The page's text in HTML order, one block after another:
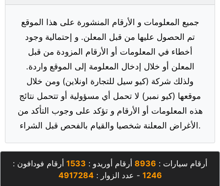
جميع المعلومات و الأرقام المنشورة على هذا الموقع
تم الحصول عليها من قبل المعلن. و إحتمالية وجود
أخطاء في المعلومات أو الأرقام المزودة من قبل
المعلن أو خلال إدخال المعلومة إلى الموقع واردة.
ولذلك شركة (كيو سيل للتجارة اونلاين) ومن خلال
موقعها (كيو نمبر) لا تحمل أي مسؤولية أو تتحمل نتائج
هذه المعلومات أو الأرقام و تؤكد على وجوب التأكد من
الأغراض المعلنة شخصيا والقيام بالفحص قبل الشراء.
أرقام سيارات : 8936 أرقام أوريدو : 1533 أرقام فودافون :
1246 - عدد الزوار :4917284